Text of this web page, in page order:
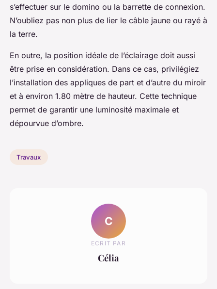
s’effectuer sur le domino ou la barrette de connexion.
N’oubliez pas non plus de lier le câble jaune ou rayé à
la terre.
En outre, la position idéale de l’éclairage doit aussi
être prise en considération. Dans ce cas, privilégiez
l’installation des appliques de part et d’autre du miroir
et à environ 1.80 mètre de hauteur. Cette technique
permet de garantir une luminosité maximale et
dépourvue d’ombre.
Travaux
C
ECRIT PAR
Célia